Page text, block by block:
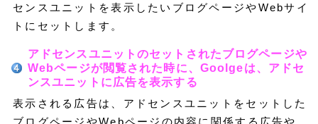
センスユニットを表示したいブログページやWebサイ
トにセットします。
アドセンスユニットのセットされたブログページや
Webページが閲覧された時に、Goolgeは、アドセ
ンスユニットに広告を表示する
表示される広告は、アドセンスユニットをセットした
ブログページやWebページの内容に関係する広告や、